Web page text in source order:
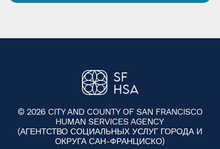
© 2026 CITY AND COUNTY OF SAN FRANCISCO
HUMAN SERVICES AGENCY
(АГЕНТСТВО СОЦИАЛЬНЫХ УСЛУГ ГОРОДА И
ОКРУГА САН-ФРАНЦИСКО)​​